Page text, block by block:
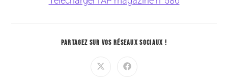
PARTAGEZ SUR VOS RÉSEAUX SOCIAUX !